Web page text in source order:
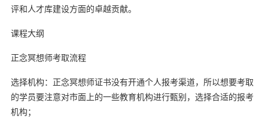
评和人才库建设方面的卓越贡献。
课程大纲
正念冥想师考取流程
选择机构：正念冥想师证书没有开通个人报考渠道，所以想要考取
的学员要注意对市面上的一些教育机构进行甄别，选择合适的报考
机构；